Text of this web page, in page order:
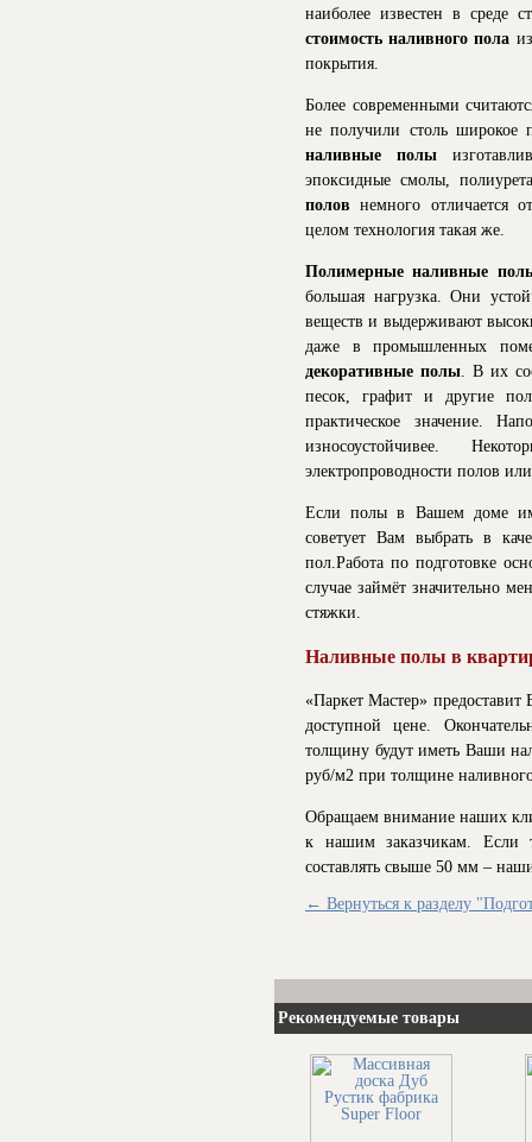
наиболее известен в среде
стоимость наливного пола
покрытия.
Более современными
не получили столь широкое
наливные полы
эпоксидные смолы,
полов немного отличается
целом технология такая же.
Полимерные наливные
большая нагрузка. Они
веществ и выдерживают
даже в промышленных
декоративные полы . В их
песок, графит и другие
практическое значение.
износоустойчивее.
электропроводности полов
Если полы в Вашем доме
советует Вам выбрать в
пол.Работа по подготовке
случае займёт значительно
стяжки.
Наливные полы в
«Паркет Мастер»
доступной цене.
толщину будут иметь Ваши
руб/м2 при толщине
Обращаем внимание наших
к нашим заказчикам. Если
составлять свыше 50 мм –
← Вернуться к разделу
Рекомендуемые товары